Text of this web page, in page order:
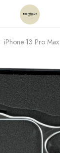
iPhone 13 Pro Max